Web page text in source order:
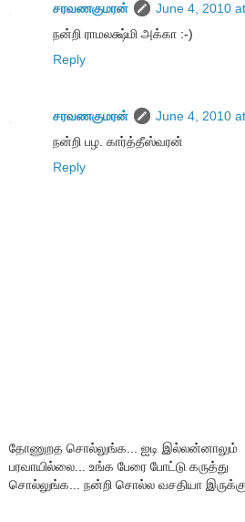
சரவணகுமரன்
June 4, 2010
நன்றி ராமலக்ஷ்மி அக்கா :-)
Reply
சரவணகுமரன்
June 4, 2010
நன்றி பழ. கார்த்தீஸ்வரன்
Reply
தோணுறத சொல்லுங்க... ஐடி இல்லன்னாலும்
பரவாயில்லை... உங்க பேரை போட்டு கருத்து
சொல்லுங்க... நன்றி சொல்ல வசதியா